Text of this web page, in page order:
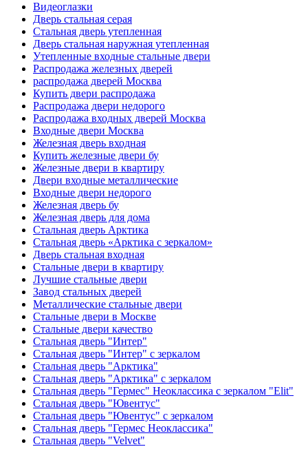
Видеоглазки
Дверь стальная серая
Стальная дверь утепленная
Дверь стальная наружная утепленная
Утепленные входные стальные двери
Распродажа железных дверей
распродажа дверей Москва
Купить двери распродажа
Распродажа двери недорого
Распродажа входных дверей Москва
Входные двери Москва
Железная дверь входная
Купить железные двери бу
Железные двери в квартиру
Двери входные металлические
Входные двери недорого
Железная дверь бу
Железная дверь для дома
Стальная дверь Арктика
Стальная дверь «Арктика с зеркалом»
Дверь стальная входная
Стальные двери в квартиру
Лучшие стальные двери
Завод стальных дверей
Металлические стальные двери
Стальные двери в Москве
Стальные двери качество
Стальная дверь "Интер"
Стальная дверь "Интер" с зеркалом
Стальная дверь "Арктика"
Стальная дверь "Арктика" с зеркалом
Стальная дверь "Гермес" Неоклассика с зеркалом "Elit"
Стальная дверь "Ювентус"
Стальная дверь "Ювентус" с зеркалом
Стальная дверь "Гермес Неоклассика"
Стальная дверь "Velvet"